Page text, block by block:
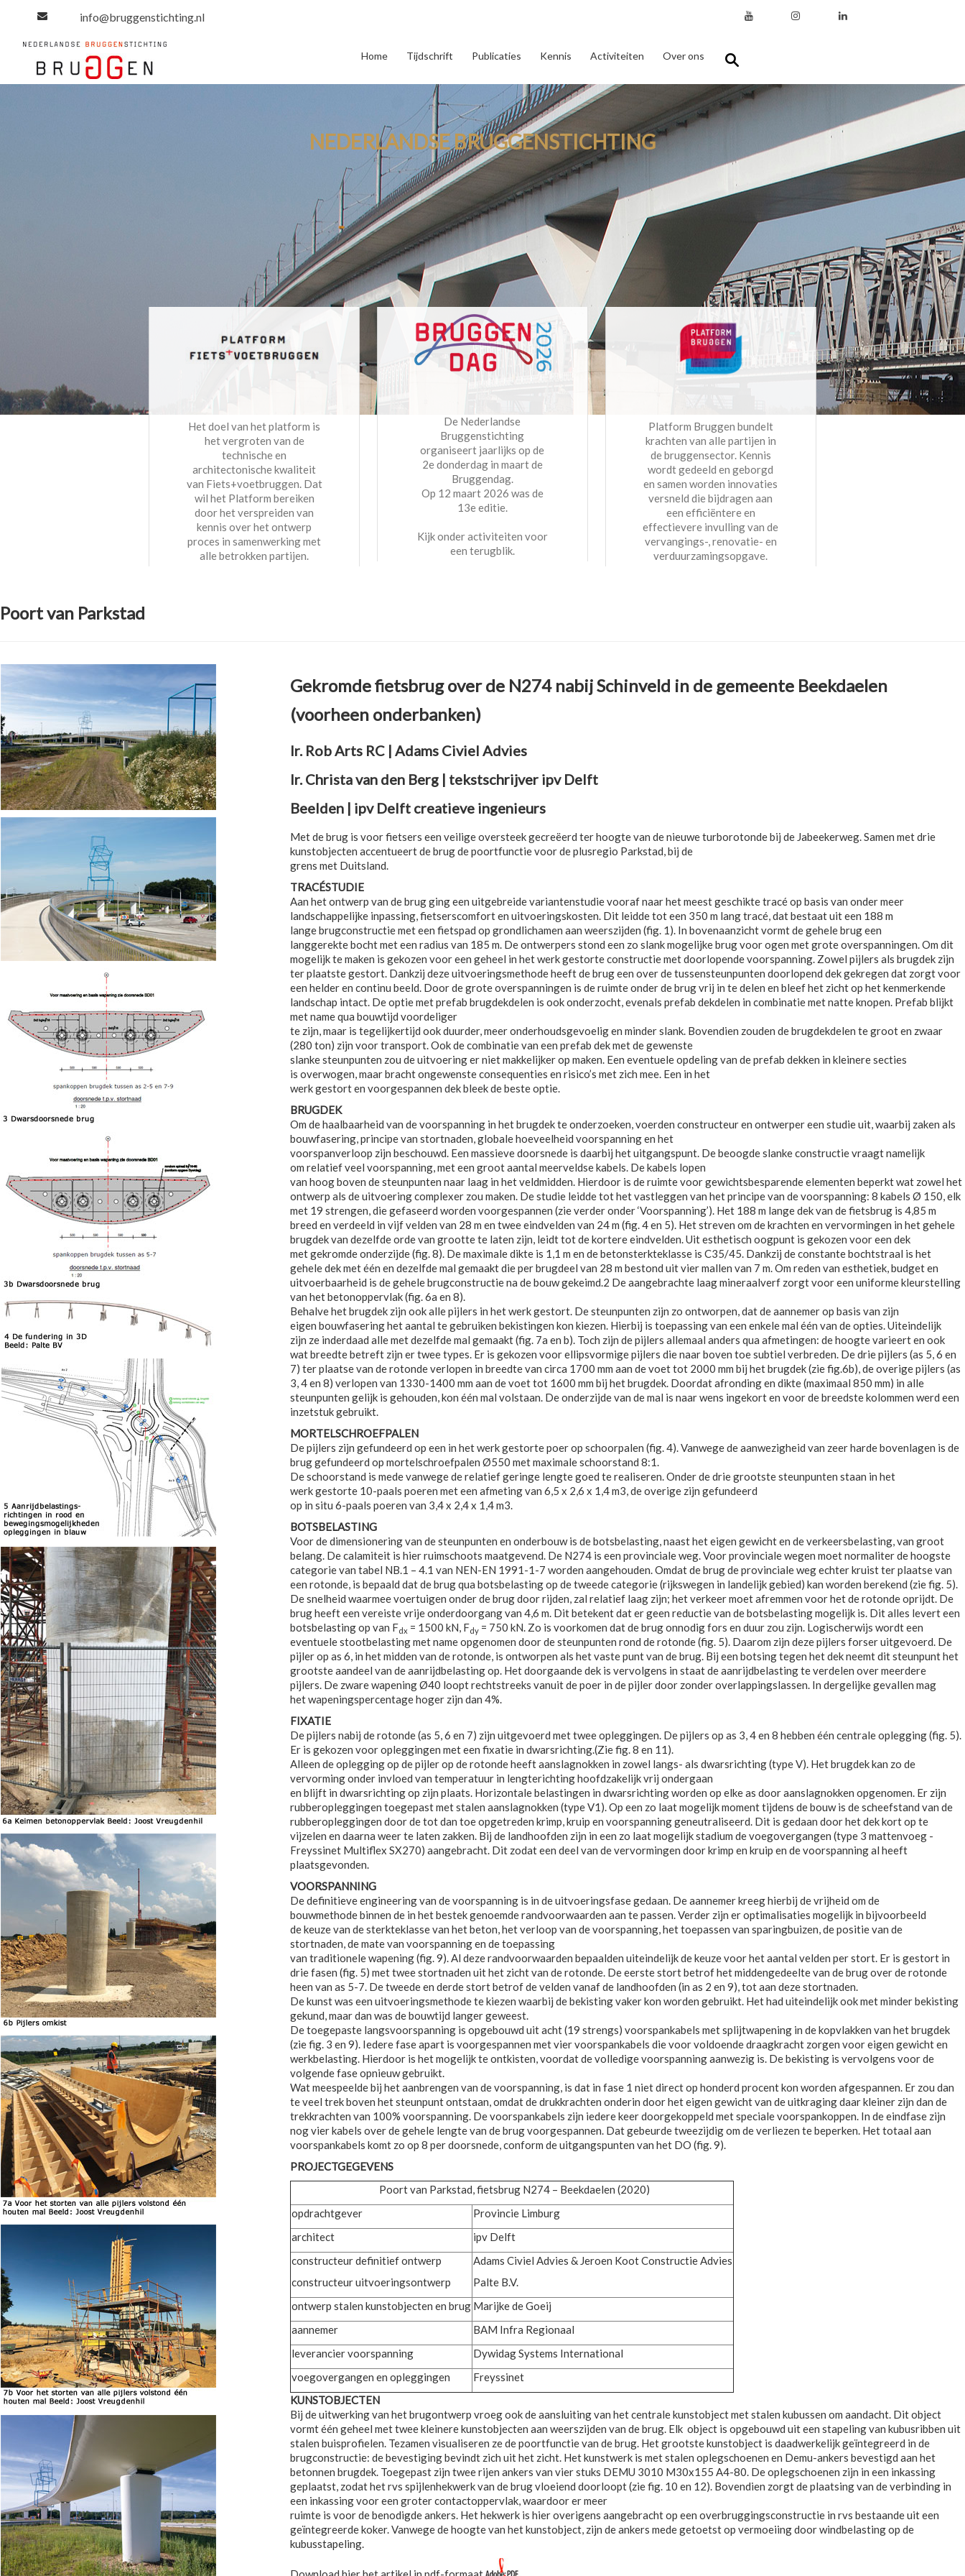
info@bruggenstichting.nl
Home Tijdschrift Publicaties Kennis Activiteiten Over ons
NEDERLANDSE BRUGGENSTICHTING
Het doel van het platform is
het vergroten van de
technische en
architectonische kwaliteit
van Fiets+voetbruggen. Dat
wil het Platform bereiken
door het verspreiden van
kennis over het ontwerp
proces in samenwerking met
alle betrokken partijen.
De Nederlandse
Bruggenstichting
organiseert jaarlijks op de
2e donderdag in maart de
Bruggendag.
Op 12 maart 2026 was de
13e editie.
Kijk onder activiteiten voor
een terugblik.
Platform Bruggen bundelt
krachten van alle partijen in
de bruggensector. Kennis
wordt gedeeld en geborgd
en samen worden innovaties
versneld die bijdragen aan
een efficiëntere en
effectievere invulling van de
vervangings-, renovatie- en
verduurzamingsopgave.
Poort van Parkstad
Gekromde fietsbrug over de N274 nabij Schinveld in de gemeente Beekdaelen
(voorheen onderbanken)
Ir. Rob Arts RC | Adams Civiel Advies
Ir. Christa van den Berg | tekstschrijver ipv Delft
Beelden | ipv Delft creatieve ingenieurs
Met de brug is voor fietsers een veilige oversteek gecreëerd ter hoogte van de nieuwe turborotonde bij de Jabeekerweg. Samen met drie
kunstobjecten accentueert de brug de poortfunctie voor de plusregio Parkstad, bij de
grens met Duitsland.
TRACÉSTUDIE
Aan het ontwerp van de brug ging een uitgebreide variantenstudie vooraf naar het meest geschikte tracé op basis van onder meer
landschappelijke inpassing, fietserscomfort en uitvoeringskosten. Dit leidde tot een 350 m lang tracé, dat bestaat uit een 188 m
lange brugconstructie met een fietspad op grondlichamen aan weerszijden (fig. 1). In bovenaanzicht vormt de gehele brug een
langgerekte bocht met een radius van 185 m. De ontwerpers stond een zo slank mogelijke brug voor ogen met grote overspanningen. Om dit
mogelijk te maken is gekozen voor een geheel in het werk gestorte constructie met doorlopende voorspanning. Zowel pijlers als brugdek zijn
ter plaatste gestort. Dankzij deze uitvoeringsmethode heeft de brug een over de tussensteunpunten doorlopend dek gekregen dat zorgt voor
een helder en continu beeld. Door de grote overspanningen is de ruimte onder de brug vrij in te delen en bleef het zicht op het kenmerkende
landschap intact. De optie met prefab brugdekdelen is ook onderzocht, evenals prefab dekdelen in combinatie met natte knopen. Prefab blijkt
met name qua bouwtijd voordeliger
te zijn, maar is tegelijkertijd ook duurder, meer onderhoudsgevoelig en minder slank. Bovendien zouden de brugdekdelen te groot en zwaar
(280 ton) zijn voor transport. Ook de combinatie van een prefab dek met de gewenste
slanke steunpunten zou de uitvoering er niet makkelijker op maken. Een eventuele opdeling van de prefab dekken in kleinere secties
is overwogen, maar bracht ongewenste consequenties en risico’s met zich mee. Een in het
werk gestort en voorgespannen dek bleek de beste optie.
BRUGDEK
Om de haalbaarheid van de voorspanning in het brugdek te onderzoeken, voerden constructeur en ontwerper een studie uit, waarbij zaken als
bouwfasering, principe van stortnaden, globale hoeveelheid voorspanning en het
voorspanverloop zijn beschouwd. Een massieve doorsnede is daarbij het uitgangspunt. De beoogde slanke constructie vraagt namelijk
om relatief veel voorspanning, met een groot aantal meerveldse kabels. De kabels lopen
van hoog boven de steunpunten naar laag in het veldmidden. Hierdoor is de ruimte voor gewichtsbesparende elementen beperkt wat zowel het
ontwerp als de uitvoering complexer zou maken. De studie leidde tot het vastleggen van het principe van de voorspanning: 8 kabels Ø 150, elk
met 19 strengen, die gefaseerd worden voorgespannen (zie verder onder ‘Voorspanning’). Het 188 m lange dek van de fietsbrug is 4,85 m
breed en verdeeld in vijf velden van 28 m en twee eindvelden van 24 m (fig. 4 en 5). Het streven om de krachten en vervormingen in het gehele
brugdek van dezelfde orde van grootte te laten zijn, leidt tot de kortere eindvelden. Uit esthetisch oogpunt is gekozen voor een dek
met gekromde onderzijde (fig. 8). De maximale dikte is 1,1 m en de betonsterkteklasse is C35/45. Dankzij de constante bochtstraal is het
gehele dek met één en dezelfde mal gemaakt die per brugdeel van 28 m bestond uit vier mallen van 7 m. Om reden van esthetiek, budget en
uitvoerbaarheid is de gehele brugconstructie na de bouw gekeimd.2 De aangebrachte laag mineraalverf zorgt voor een uniforme kleurstelling
van het betonoppervlak (fig. 6a en 8).
Behalve het brugdek zijn ook alle pijlers in het werk gestort. De steunpunten zijn zo ontworpen, dat de aannemer op basis van zijn
eigen bouwfasering het aantal te gebruiken bekistingen kon kiezen. Hierbij is toepassing van een enkele mal één van de opties. Uiteindelijk
zijn ze inderdaad alle met dezelfde mal gemaakt (fig. 7a en b). Toch zijn de pijlers allemaal anders qua afmetingen: de hoogte varieert en ook
wat breedte betreft zijn er twee types. Er is gekozen voor ellipsvormige pijlers die naar boven toe subtiel verbreden. De drie pijlers (as 5, 6 en
7) ter plaatse van de rotonde verlopen in breedte van circa 1700 mm aan de voet tot 2000 mm bij het brugdek (zie fig.6b), de overige pijlers (as
3, 4 en 8) verlopen van 1330-1400 mm aan de voet tot 1600 mm bij het brugdek. Doordat afronding en dikte (maximaal 850 mm) in alle
steunpunten gelijk is gehouden, kon één mal volstaan. De onderzijde van de mal is naar wens ingekort en voor de breedste kolommen werd een
inzetstuk gebruikt.
MORTELSCHROEFPALEN
De pijlers zijn gefundeerd op een in het werk gestorte poer op schoorpalen (fig. 4). Vanwege de aanwezigheid van zeer harde bovenlagen is de
brug gefundeerd op mortelschroefpalen Ø550 met maximale schoorstand 8:1.
De schoorstand is mede vanwege de relatief geringe lengte goed te realiseren. Onder de drie grootste steunpunten staan in het
werk gestorte 10-paals poeren met een afmeting van 6,5 x 2,6 x 1,4 m3, de overige zijn gefundeerd
op in situ 6-paals poeren van 3,4 x 2,4 x 1,4 m3.
BOTSBELASTING
Voor de dimensionering van de steunpunten en onderbouw is de botsbelasting, naast het eigen gewicht en de verkeersbelasting, van groot
belang. De calamiteit is hier ruimschoots maatgevend. De N274 is een provinciale weg. Voor provinciale wegen moet normaliter de hoogste
categorie van tabel NB.1 – 4.1 van NEN-EN 1991-1-7 worden aangehouden. Omdat de brug de provinciale weg echter kruist ter plaatse van
een rotonde, is bepaald dat de brug qua botsbelasting op de tweede categorie (rijkswegen in landelijk gebied) kan worden berekend (zie fig. 5).
De snelheid waarmee voertuigen onder de brug door rijden, zal relatief laag zijn; het verkeer moet afremmen voor het de rotonde oprijdt. De
brug heeft een vereiste vrije onderdoorgang van 4,6 m. Dit betekent dat er geen reductie van de botsbelasting mogelijk is. Dit alles levert een
botsbelasting op van Fdx = 1500 kN, Fdy = 750 kN. Zo is voorkomen dat de brug onnodig fors en duur zou zijn. Logischerwijs wordt een
eventuele stootbelasting met name opgenomen door de steunpunten rond de rotonde (fig. 5). Daarom zijn deze pijlers forser uitgevoerd. De
pijler op as 6, in het midden van de rotonde, is ontworpen als het vaste punt van de brug. Bij een botsing tegen het dek neemt dit steunpunt het
grootste aandeel van de aanrijdbelasting op. Het doorgaande dek is vervolgens in staat de aanrijdbelasting te verdelen over meerdere
pijlers. De zware wapening Ø40 loopt rechtstreeks vanuit de poer in de pijler door zonder overlappingslassen. In dergelijke gevallen mag
het wapeningspercentage hoger zijn dan 4%.
FIXATIE
De pijlers nabij de rotonde (as 5, 6 en 7) zijn uitgevoerd met twee opleggingen. De pijlers op as 3, 4 en 8 hebben één centrale oplegging (fig. 5).
Er is gekozen voor opleggingen met een fixatie in dwarsrichting.(Zie fig. 8 en 11).
Alleen de oplegging op de pijler op de rotonde heeft aanslagnokken in zowel langs- als dwarsrichting (type V). Het brugdek kan zo de
vervorming onder invloed van temperatuur in lengterichting hoofdzakelijk vrij ondergaan
en blijft in dwarsrichting op zijn plaats. Horizontale belastingen in dwarsrichting worden op elke as door aanslagnokken opgenomen. Er zijn
rubberopleggingen toegepast met stalen aanslagnokken (type V1). Op een zo laat mogelijk moment tijdens de bouw is de scheefstand van de
rubberopleggingen door de tot dan toe opgetreden krimp, kruip en voorspanning geneutraliseerd. Dit is gedaan door het dek kort op te
vijzelen en daarna weer te laten zakken. Bij de landhoofden zijn in een zo laat mogelijk stadium de voegovergangen (type 3 mattenvoeg -
Freyssinet Multiflex SX270) aangebracht. Dit zodat een deel van de vervormingen door krimp en kruip en de voorspanning al heeft
plaatsgevonden.
VOORSPANNING
De definitieve engineering van de voorspanning is in de uitvoeringsfase gedaan. De aannemer kreeg hierbij de vrijheid om de
bouwmethode binnen de in het bestek genoemde randvoorwaarden aan te passen. Verder zijn er optimalisaties mogelijk in bijvoorbeeld
de keuze van de sterkteklasse van het beton, het verloop van de voorspanning, het toepassen van sparingbuizen, de positie van de
stortnaden, de mate van voorspanning en de toepassing
van traditionele wapening (fig. 9). Al deze randvoorwaarden bepaalden uiteindelijk de keuze voor het aantal velden per stort. Er is gestort in
drie fasen (fig. 5) met twee stortnaden uit het zicht van de rotonde. De eerste stort betrof het middengedeelte van de brug over de rotonde
heen van as 5-7. De tweede en derde stort betrof de velden vanaf de landhoofden (in as 2 en 9), tot aan deze stortnaden.
De kunst was een uitvoeringsmethode te kiezen waarbij de bekisting vaker kon worden gebruikt. Het had uiteindelijk ook met minder bekisting
gekund, maar dan was de bouwtijd langer geweest.
De toegepaste langsvoorspanning is opgebouwd uit acht (19 strengs) voorspankabels met splijtwapening in de kopvlakken van het brugdek
(zie fig. 3 en 9). Iedere fase apart is voorgespannen met vier voorspankabels die voor voldoende draagkracht zorgen voor eigen gewicht en
werkbelasting. Hierdoor is het mogelijk te ontkisten, voordat de volledige voorspanning aanwezig is. De bekisting is vervolgens voor de
volgende fase opnieuw gebruikt.
Wat meespeelde bij het aanbrengen van de voorspanning, is dat in fase 1 niet direct op honderd procent kon worden afgespannen. Er zou dan
te veel trek boven het steunpunt ontstaan, omdat de drukkrachten onderin door het eigen gewicht van de uitkraging daar kleiner zijn dan de
trekkrachten van 100% voorspanning. De voorspankabels zijn iedere keer doorgekoppeld met speciale voorspankoppen. In de eindfase zijn
nog vier kabels over de gehele lengte van de brug voorgespannen. Dat gebeurde tweezijdig om de verliezen te beperken. Het totaal aan
voorspankabels komt zo op 8 per doorsnede, conform de uitgangspunten van het DO (fig. 9).
PROJECTGEGEVENS
Poort van Parkstad, fietsbrug N274 – Beekdaelen (2020)
opdrachtgever
Provincie Limburg
architect
ipv Delft
constructeur definitief ontwerp
constructeur uitvoeringsontwerp
Adams Civiel Advies & Jeroen Koot Constructie Advies
Palte B.V.
ontwerp stalen kunstobjecten en brug Marijke de Goeij
aannemer
BAM Infra Regionaal
leverancier voorspanning
Dywidag Systems International
voegovergangen en opleggingen
Freyssinet
KUNSTOBJECTEN
Bij de uitwerking van het brugontwerp vroeg ook de aansluiting van het centrale kunstobject met stalen kubussen om aandacht. Dit object
vormt één geheel met twee kleinere kunstobjecten aan weerszijden van de brug. Elk object is opgebouwd uit een stapeling van kubusribben uit
stalen buisprofielen. Tezamen visualiseren ze de poortfunctie van de brug. Het grootste kunstobject is daadwerkelijk geïntegreerd in de
brugconstructie: de bevestiging bevindt zich uit het zicht. Het kunstwerk is met stalen oplegschoenen en Demu-ankers bevestigd aan het
betonnen brugdek. Toegepast zijn twee rijen ankers van vier stuks DEMU 3010 M30x155 A4-80. De oplegschoenen zijn in een inkassing
geplaatst, zodat het rvs spijlenhekwerk van de brug vloeiend doorloopt (zie fig. 10 en 12). Bovendien zorgt de plaatsing van de verbinding in
een inkassing voor een groter contactoppervlak, waardoor er meer
ruimte is voor de benodigde ankers. Het hekwerk is hier overigens aangebracht op een overbruggingsconstructie in rvs bestaande uit een
geïntegreerde koker. Vanwege de hoogte van het kunstobject, zijn de ankers mede getoetst op vermoeiing door windbelasting op de
kubusstapeling.